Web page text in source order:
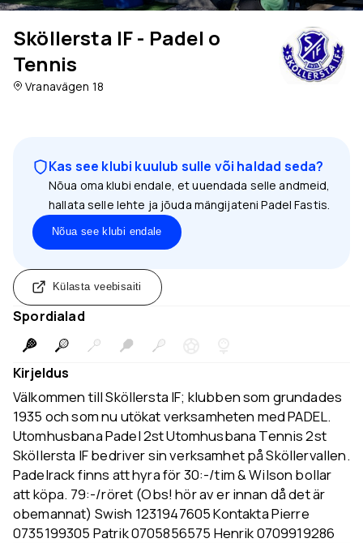
Sköllersta IF - Padel o
Tennis
Vranavägen 18
Kas see klubi kuulub sulle või haldad seda?
Nõua oma klubi endale, et uuendada selle andmeid,
hallata selle lehte ja jõuda mängijateni Padel Fastis.
Nõua see klubi endale
Külasta veebisaiti
Spordialad
Kirjeldus
Välkommen till Sköllersta IF; klubben som grundades
1935 och som nu utökat verksamheten med PADEL.
Utomhusbana Padel 2st Utomhusbana Tennis 2st
Sköllersta IF bedriver sin verksamhet på Sköllervallen.
Padelrack finns att hyra för 30:-/tim & Wilson bollar
att köpa. 79:-/röret (Obs! hör av er innan då det är
obemannat) Swish 1231947605 Kontakta Pierre
0735199305 Patrik 0705856575 Henrik 0709919286